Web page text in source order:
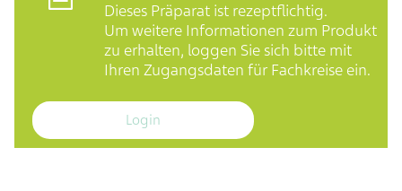
Dieses Präparat ist rezeptflichtig.
Um weitere Informationen zum Produkt
zu erhalten, loggen Sie sich bitte mit
Ihren Zugangsdaten für Fachkreise ein.
Login